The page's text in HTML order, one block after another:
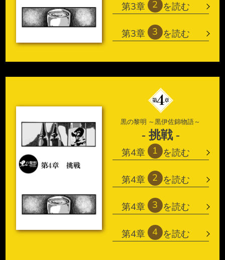
第3章 2 を読む
第3章 3 を読む
黒の黎明 ～黒伊佐錦物語～
- 挑戦 -
第4章 1 を読む
第4章 2 を読む
第4章 3 を読む
第4章 4 を読む